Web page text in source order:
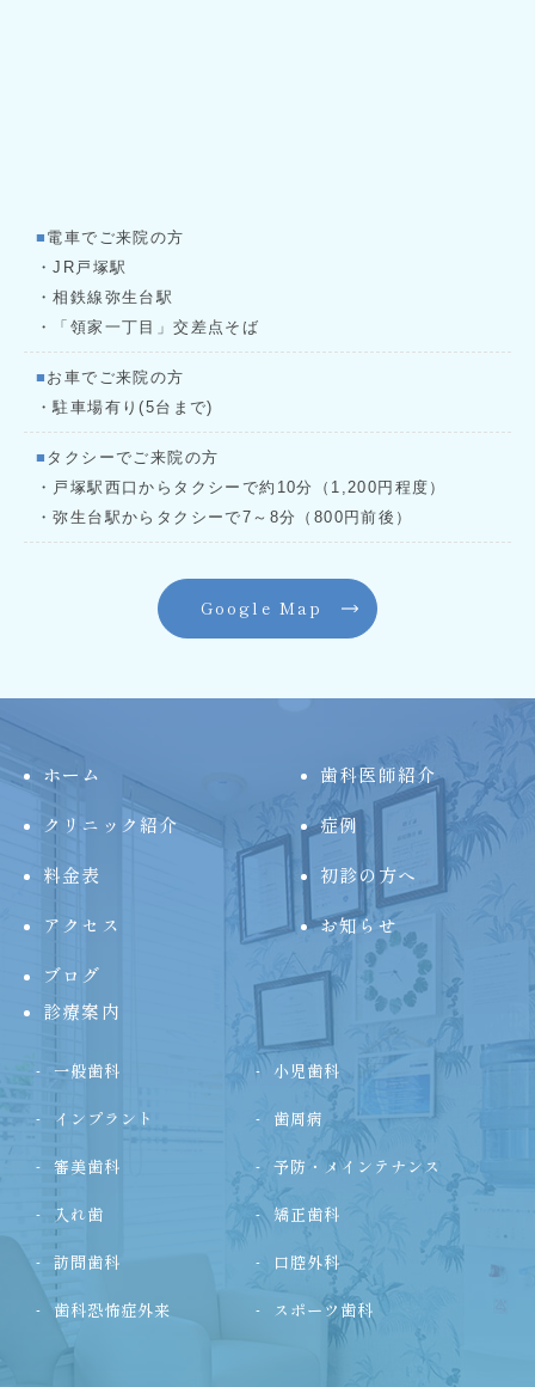
■ 電車でご来院の方
・JR戸塚駅
・相鉄線弥生台駅
・「領家一丁目」交差点そば
■ お車でご来院の方
・駐車場有り(5台まで)
■ タクシーでご来院の方
・戸塚駅西口からタクシーで約10分（1,200円程度）
・弥生台駅からタクシーで7～8分（800円前後）
Google Map
ホーム 歯科医師紹介
クリニック紹介 症例
料金表 初診の方へ
アクセス お知らせ
ブログ
診療案内
一般歯科 小児歯科
インプラント 歯周病
審美歯科 予防・メインテナンス
入れ歯 矯正歯科
訪問歯科 口腔外科
歯科恐怖症外来 スポーツ歯科